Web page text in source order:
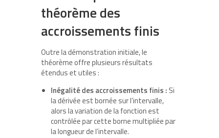
théorème des
accroissements finis
Outre la démonstration initiale, le
théorème offre plusieurs résultats
étendus et utiles :
Inégalité des accroissements finis : Si
la dérivée est bornée sur l’intervalle,
alors la variation de la fonction est
contrôlée par cette borne multipliée par
la longueur de l’intervalle.